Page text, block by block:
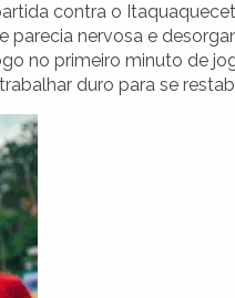
contra o
parecia nervosa e
no primeiro minuto de
duro para se